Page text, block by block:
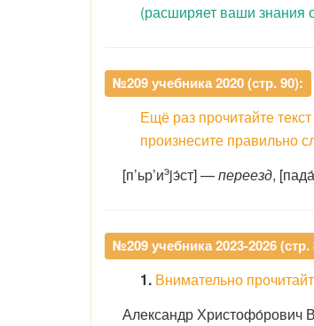
(расширяет ваши знания
№209 учебника 2020 (стр. 90):
Ещё раз прочитайте
произнесите правильно
[п’ьр’иэjэ́ст] —переезд,
№209 учебника 2023-2026 (стр.
1. Внимательно
Александр